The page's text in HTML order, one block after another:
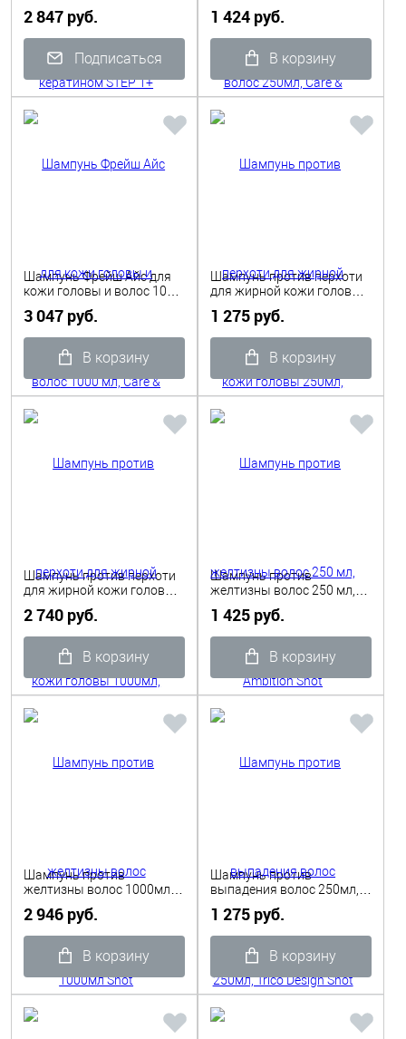
, 2X150мл, Care Design Shot
2 847 руб.
Подписаться
1 424 руб.
В корзину
Шампунь Фрейш Айс для
кожи головы и волос 1000
3 047 руб.
В корзину
Шампунь против перхоти
для жирной кожи головы
1 275 руб.
В корзину
Шампунь против перхоти
для жирной кожи головы
2 740 руб.
В корзину
Шампунь против
желтизны волос 250 мл,
1 425 руб.
В корзину
Шампунь против
желтизны волос 1000мл
2 946 руб.
В корзину
Шампунь против
выпадения волос 250мл,
1 275 руб.
В корзину